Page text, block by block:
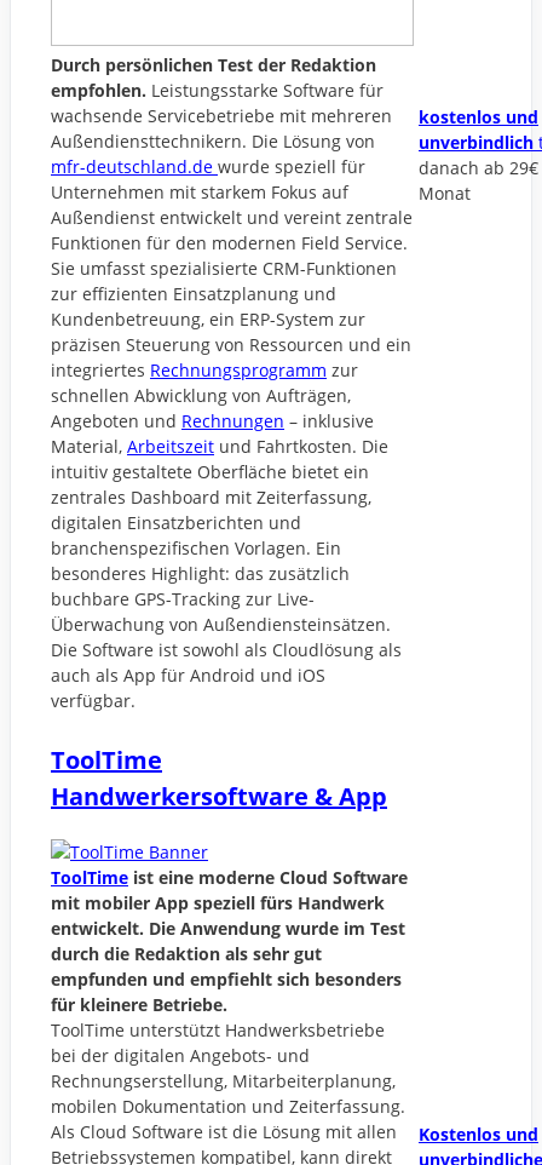
Durch persönlichen Test der Redaktion
empfohlen. Leistungsstarke Software für
wachsende Servicebetriebe mit mehreren
Außendiensttechnikern. Die Lösung von
mfr-deutschland.de wurde speziell für
Unternehmen mit starkem Fokus auf
Außendienst entwickelt und vereint zentrale
Funktionen für den modernen Field Service.
Sie umfasst spezialisierte CRM-Funktionen
zur effizienten Einsatzplanung und
Kundenbetreuung, ein ERP-System zur
präzisen Steuerung von Ressourcen und ein
integriertes Rechnungsprogramm zur
schnellen Abwicklung von Aufträgen,
Angeboten und Rechnungen – inklusive
Material, Arbeitszeit und Fahrtkosten. Die
intuitiv gestaltete Oberfläche bietet ein
zentrales Dashboard mit Zeiterfassung,
digitalen Einsatzberichten und
branchenspezifischen Vorlagen. Ein
besonderes Highlight: das zusätzlich
buchbare GPS-Tracking zur Live-
Überwachung von Außendiensteinsätzen.
Die Software ist sowohl als Cloudlösung als
auch als App für Android und iOS
verfügbar.
kostenlos und
unverbindlich
danach ab
Monat
ToolTime
Handwerkersoftware & App
ToolTime ist eine moderne Cloud Software
mit mobiler App speziell fürs Handwerk
entwickelt. Die Anwendung wurde im Test
durch die Redaktion als sehr gut
empfunden und empfiehlt sich besonders
für kleinere Betriebe.
ToolTime unterstützt Handwerksbetriebe
bei der digitalen Angebots- und
Rechnungserstellung, Mitarbeiterplanung,
mobilen Dokumentation und Zeiterfassung.
Als Cloud Software ist die Lösung mit allen
Betriebssystemen kompatibel, kann direkt
Kostenlos und